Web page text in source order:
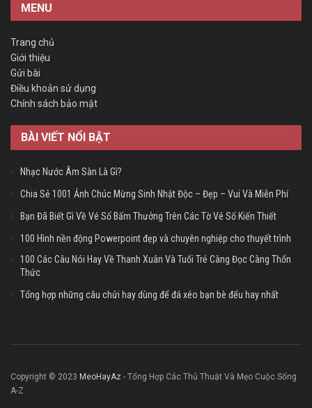
MENU
Trang chủ
Giới thiệu
Gửi bài
Điều khoản sử dụng
Chính sách bảo mật
BÀI VIẾT NỔI BẬT
Nhạc Nước Âm Sàn Là Gì?
Chia Sẻ 1001 Ảnh Chúc Mừng Sinh Nhật Độc – Đẹp – Vui Và Miễn Phí
Bạn Đã Biết Gì Về Vé Số Bấm Thưởng Trên Các Tờ Vé Số Kiến Thiết
100 Hình nền động Powerpoint đẹp và chuyên nghiệp cho thuyết trình
100 Các Câu Nói Hay Về Thanh Xuân Và Tuổi Trẻ Càng Đọc Càng Thổn
Thức
Tổng hợp những câu chửi hay dùng để đá xéo bạn bè đểu hay nhất
Copyright © 2023 MeoHayAz - Tổng Hợp Các Thủ Thuật Và Mẹo Cuộc Sống
A-Z